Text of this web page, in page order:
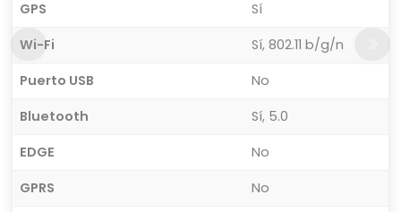
GPS
Sí
Wi-Fi
Sí, 802.11 b/g/n
Puerto USB
No
Bluetooth
Sí, 5.0
EDGE
No
GPRS
No